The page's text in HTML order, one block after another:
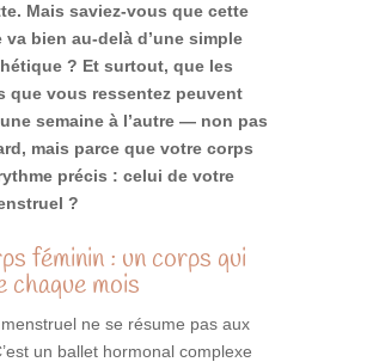
Mais saviez-vous que cette
va bien au-delà d’une simple
? Et surtout, que les
que vous ressentez peuvent
semaine à l’autre — non pas
mais parce que votre corps
précis : celui de votre
?
féminin : un corps qui
chaque mois
ne se résume pas aux
un ballet hormonal complexe